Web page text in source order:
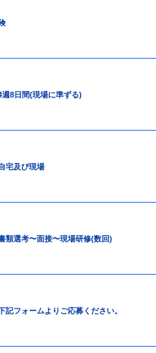
週8日間(現場に準ずる)
宅及び現場
類選考〜面接〜現場研修(数回)
記フォームよりご応募ください。